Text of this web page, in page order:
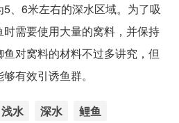
、6米左右的深水区域。为了吸
需要使用大量的窝料，并保持
对窝料的材料不过多讲究，但
有效引诱鱼群。
浅水 深水 鲤鱼